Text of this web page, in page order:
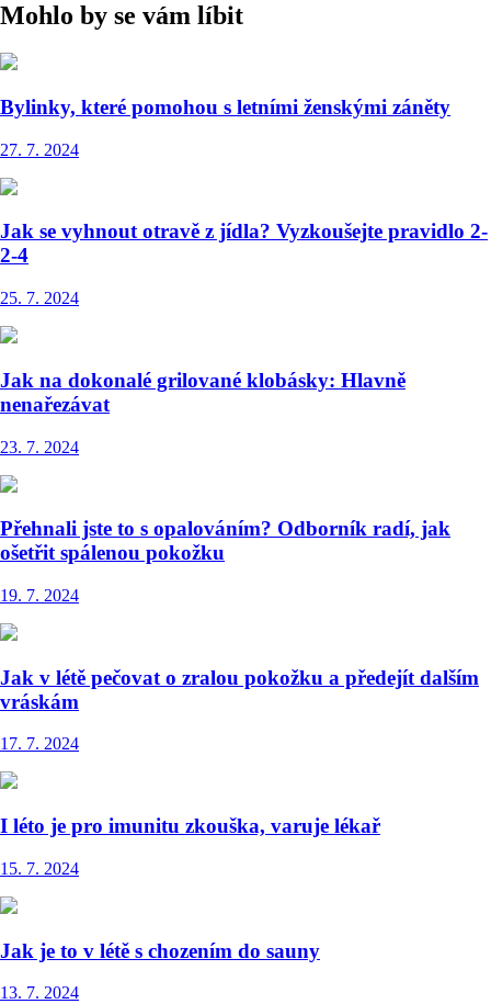
Mohlo by se vám líbit
Bylinky, které pomohou s letními ženskými záněty
27. 7. 2024
Jak se vyhnout otravě z jídla? Vyzkoušejte pravidlo 2-
2-4
25. 7. 2024
Jak na dokonalé grilované klobásky: Hlavně
nenařezávat
23. 7. 2024
Přehnali jste to s opalováním? Odborník radí, jak
ošetřit spálenou pokožku
19. 7. 2024
Jak v létě pečovat o zralou pokožku a předejít dalším
vráskám
17. 7. 2024
I léto je pro imunitu zkouška, varuje lékař
15. 7. 2024
Jak je to v létě s chozením do sauny
13. 7. 2024